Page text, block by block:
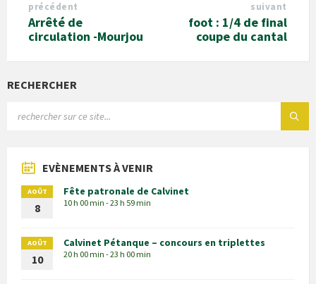
précédent
Arrêté de
circulation -Mourjou
suivant
foot : 1/4 de final
coupe du cantal
RECHERCHER
EVÈNEMENTS À VENIR
AOÛT
8
Fête patronale de Calvinet
10 h 00 min - 23 h 59 min
AOÛT
10
Calvinet Pétanque – concours en triplettes
20 h 00 min - 23 h 00 min